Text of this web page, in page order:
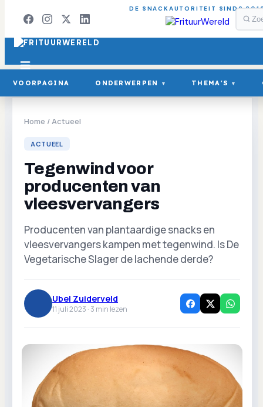
DE SNACKAUTORITEIT SINDS
VOORPAGINA ONDERWERPEN ▾ THEMA'S ▾
Home /Actueel
ACTUEEL
Tegenwind voor
producenten van
vleesvervangers
Producenten van plantaardige snacks en
vleesvervangers kampen met tegenwind. Is De
Vegetarische Slager de lachende derde?
Ubel Zuiderveld
11 juli 2023 ·3 min lezen